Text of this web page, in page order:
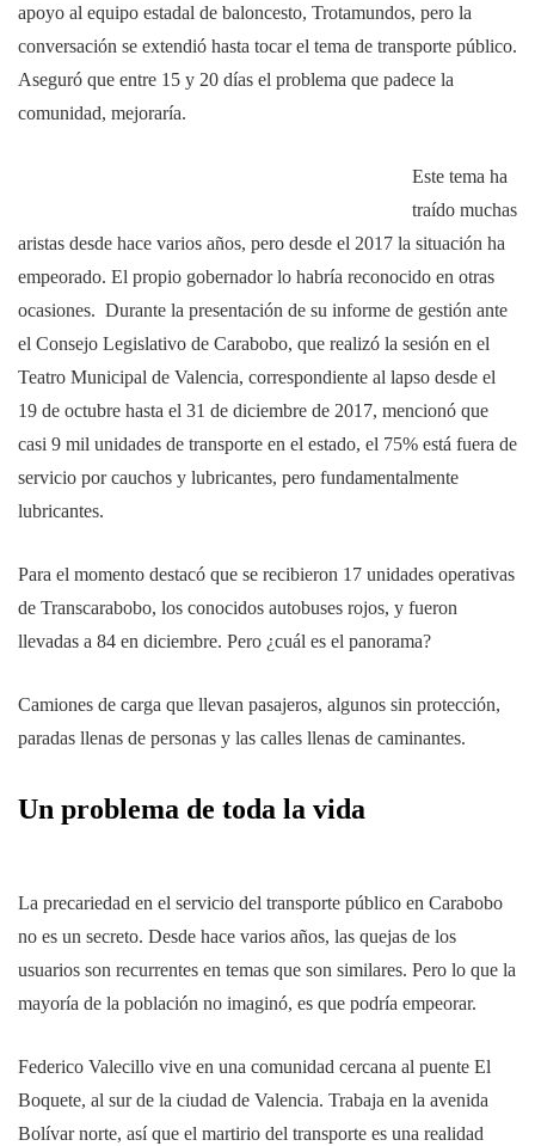
apoyo al equipo estadal de baloncesto, Trotamundos, pero la
conversación se extendió hasta tocar el tema de transporte público.
Aseguró que entre 15 y 20 días el problema que padece la
comunidad, mejoraría.
Este tema ha
traído muchas
aristas desde hace varios años, pero desde el 2017 la situación ha
empeorado. El propio gobernador lo habría reconocido en otras
ocasiones. Durante la presentación de su informe de gestión ante
el Consejo Legislativo de Carabobo, que realizó la sesión en el
Teatro Municipal de Valencia, correspondiente al lapso desde el
19 de octubre hasta el 31 de diciembre de 2017, mencionó que
casi 9 mil unidades de transporte en el estado, el 75% está fuera de
servicio por cauchos y lubricantes, pero fundamentalmente
lubricantes.
Para el momento destacó que se recibieron 17 unidades operativas
de Transcarabobo, los conocidos autobuses rojos, y fueron
llevadas a 84 en diciembre. Pero ¿cuál es el panorama?
Camiones de carga que llevan pasajeros, algunos sin protección,
paradas llenas de personas y las calles llenas de caminantes.
Un problema de toda la vida
La precariedad en el servicio del transporte público en Carabobo
no es un secreto. Desde hace varios años, las quejas de los
usuarios son recurrentes en temas que son similares. Pero lo que la
mayoría de la población no imaginó, es que podría empeorar.
Federico Valecillo vive en una comunidad cercana al puente El
Boquete, al sur de la ciudad de Valencia. Trabaja en la avenida
Bolívar norte, así que el martirio del transporte es una realidad